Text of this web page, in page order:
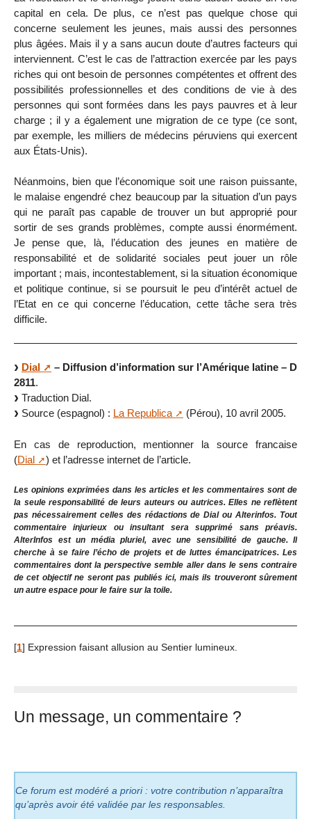
capital en cela. De plus, ce n’est pas quelque chose qui
concerne seulement les jeunes, mais aussi des personnes
plus âgées. Mais il y a sans aucun doute d’autres facteurs qui
interviennent. C’est le cas de l’attraction exercée par les pays
riches qui ont besoin de personnes compétentes et offrent des
possibilités professionnelles et des conditions de vie à des
personnes qui sont formées dans les pays pauvres et à leur
charge ; il y a également une migration de ce type (ce sont,
par exemple, les milliers de médecins péruviens qui exercent
aux États-Unis).
Néanmoins, bien que l’économique soit une raison puissante,
le malaise engendré chez beaucoup par la situation d’un pays
qui ne paraît pas capable de trouver un but approprié pour
sortir de ses grands problèmes, compte aussi énormément.
Je pense que, là, l’éducation des jeunes en matière de
responsabilité et de solidarité sociales peut jouer un rôle
important ; mais, incontestablement, si la situation économique
et politique continue, si se poursuit le peu d’intérêt actuel de
l’Etat en ce qui concerne l’éducation, cette tâche sera très
difficile.
Dial
– Diffusion d’information sur l’Amérique latine – D
2811.
Traduction Dial.
Source (espagnol) : La Republica (Pérou), 10 avril 2005.
En cas de reproduction, mentionner la source francaise
(Dial ) et l’adresse internet de l’article.
Les opinions exprimées dans les articles et les commentaires sont de
la seule responsabilité de leurs auteurs ou autrices. Elles ne reflètent
pas nécessairement celles des rédactions de Dial ou Alterinfos. Tout
commentaire injurieux ou insultant sera supprimé sans préavis.
AlterInfos est un média pluriel, avec une sensibilité de gauche. Il
cherche à se faire l’écho de projets et de luttes émancipatrices. Les
commentaires dont la perspective semble aller dans le sens contraire
de cet objectif ne seront pas publiés ici, mais ils trouveront sûrement
un autre espace pour le faire sur la toile.
[1] Expression faisant allusion au Sentier lumineux.
Un message, un commentaire ?
Ce forum est modéré a priori : votre contribution n’apparaîtra
qu’après avoir été validée par les responsables.